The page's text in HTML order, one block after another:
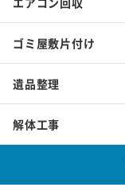
ゴミ屋敷片付け
遺品整理
解体工事